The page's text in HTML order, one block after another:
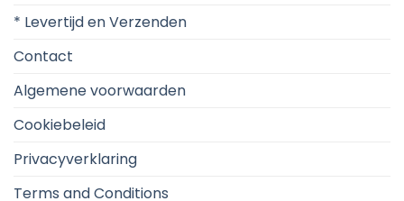
* Levertijd en Verzenden
Contact
Algemene voorwaarden
Cookiebeleid
Privacyverklaring
Terms and Conditions